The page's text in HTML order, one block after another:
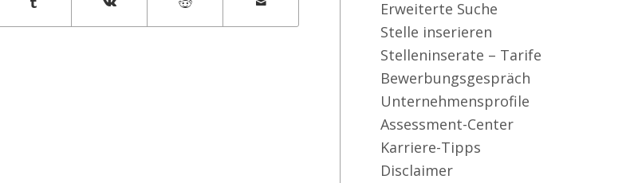
Erweiterte Suche
Stelle inserieren
Stelleninserate – Tarife
Bewerbungsgespräch
Unternehmensprofile
Assessment-Center
Karriere-Tipps
Disclaimer